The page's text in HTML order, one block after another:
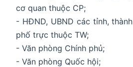
cơ quan thuộc CP;
- HĐND, UBND các tỉnh, thành
phố trực thuộc TW;
- Văn phòng Chính phủ;
- Văn phòng Quốc hội;